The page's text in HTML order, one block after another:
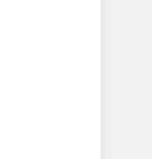
ক্লাবের সভাপতি
রিপন মারমা
প্রধানমন্ত্রীকে চিঠি
তারেক
সঙ্কট